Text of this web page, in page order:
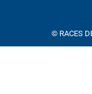
© RACES